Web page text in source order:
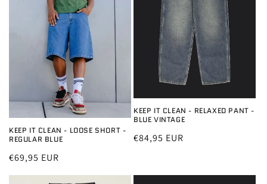
KEEP IT CLEAN - LOOSE SHORT -
REGULAR BLUE
Normale
€69,95 EUR
KEEP IT CLEAN - RELAXED PANT -
BLUE VINTAGE
Normale
€84,95 EUR